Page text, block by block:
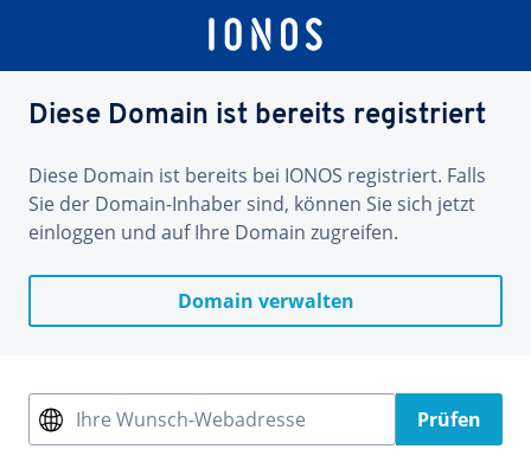
Diese Domain ist bereits registriert
Diese Domain ist bereits bei IONOS registriert. Falls
Sie der Domain-Inhaber sind, können Sie sich jetzt
einloggen und auf Ihre Domain zugreifen.
Domain verwalten
Ihre Wunsch-Webadresse Prüfen